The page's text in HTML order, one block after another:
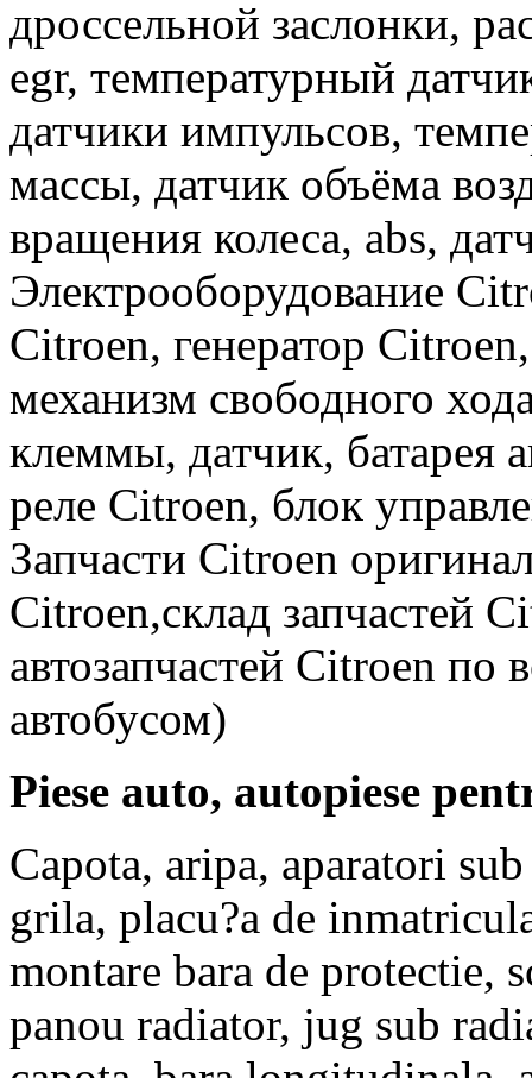
дроссельной заслонки,
egr, температурный
датчики импульсов,
массы, датчик объёма
вращения колеса, abs,
Электрооборудование
Citroen, генератор
механизм свободного
клеммы, датчик, батарея
реле Citroen, блок
Запчасти Citroen
Citroen,склад запчастей
автозапчастей Citroen
автобусом)
Piese auto, autopiese
Capota, aripa, aparatori
grila, placu?a de
montare bara de protectie,
panou radiator, jug sub